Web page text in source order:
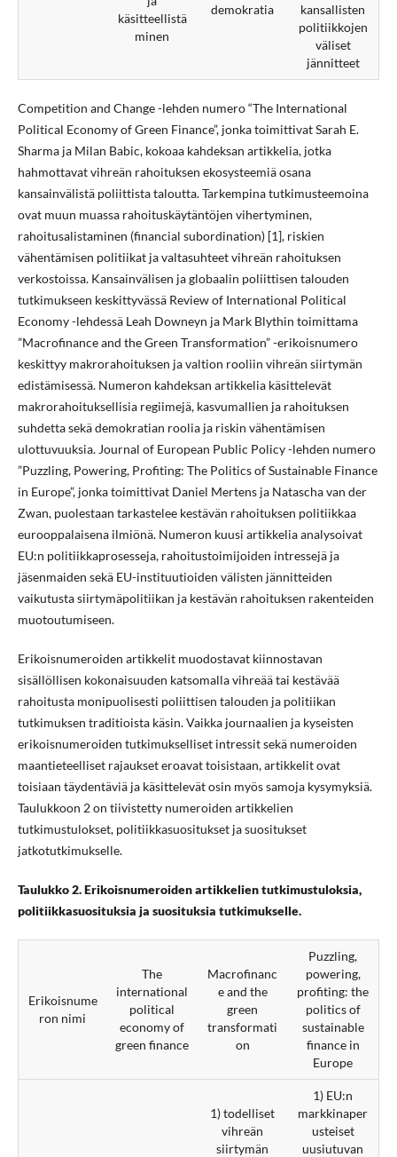
käsitteellistä
minen
demokratia
kansallisten
politiikkojen
väliset
jännitteet
Competition and Change -lehden numero “The International
Political Economy of Green Finance”, jonka toimittivat Sarah E.
Sharma ja Milan Babic, kokoaa kahdeksan artikkelia, jotka
hahmottavat vihreän rahoituksen ekosysteemiä osana
kansainvälistä poliittista taloutta. Tarkempina tutkimusteemoina
ovat muun muassa rahoituskäytäntöjen vihertyminen,
rahoitusalistaminen (financial subordination) [1], riskien
vähentämisen politiikat ja valtasuhteet vihreän rahoituksen
verkostoissa. Kansainvälisen ja globaalin poliittisen talouden
tutkimukseen keskittyvässä Review of International Political
Economy -lehdessä Leah Downeyn ja Mark Blythin toimittama
”Macrofinance and the Green Transformation” -erikoisnumero
keskittyy makrorahoituksen ja valtion rooliin vihreän siirtymän
edistämisessä. Numeron kahdeksan artikkelia käsittelevät
makrorahoituksellisia regiimejä, kasvumallien ja rahoituksen
suhdetta sekä demokratian roolia ja riskin vähentämisen
ulottuvuuksia. Journal of European Public Policy -lehden numero
”Puzzling, Powering, Profiting: The Politics of Sustainable Finance
in Europe”, jonka toimittivat Daniel Mertens ja Natascha van der
Zwan, puolestaan tarkastelee kestävän rahoituksen politiikkaa
eurooppalaisena ilmiönä. Numeron kuusi artikkelia analysoivat
EU:n politiikkaprosesseja, rahoitustoimijoiden intressejä ja
jäsenmaiden sekä EU-instituutioiden välisten jännitteiden
vaikutusta siirtymäpolitiikan ja kestävän rahoituksen rakenteiden
muotoutumiseen.
Erikoisnumeroiden artikkelit muodostavat kiinnostavan
sisällöllisen kokonaisuuden katsomalla vihreää tai kestävää
rahoitusta monipuolisesti poliittisen talouden ja politiikan
tutkimuksen traditioista käsin. Vaikka journaalien ja kyseisten
erikoisnumeroiden tutkimukselliset intressit sekä numeroiden
maantieteelliset rajaukset eroavat toisistaan, artikkelit ovat
toisiaan täydentäviä ja käsittelevät osin myös samoja kysymyksiä.
Taulukkoon 2 on tiivistetty numeroiden artikkelien
tutkimustulokset, politiikkasuositukset ja suositukset
jatkotutkimukselle.
Taulukko 2. Erikoisnumeroiden artikkelien tutkimustuloksia,
politiikkasuosituksia ja suosituksia tutkimukselle.
Erikoisnume
ron nimi
The
international
political
economy of
green finance
Macrofinanc
e and the
green
transformati
on
Puzzling,
powering,
profiting: the
politics of
sustainable
finance in
Europe
1) todelliset
vihreän
siirtymän
1) EU:n
markkinaper
usteiset
uusiutuvan